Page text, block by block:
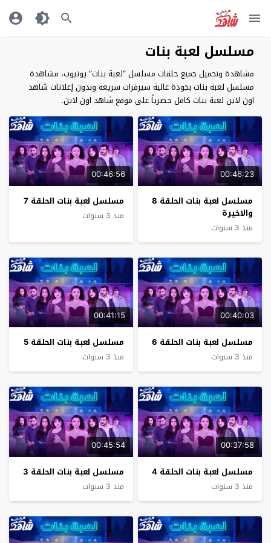
مسلسل لعبة بنات
مشاهدة وتحميل جميع حلقات مسلسل “لعبة بنات” يوتيوب، مشاهدة
مسلسل لعبة بنات بجودة عالية سيرفرات سريعة وبدون إعلانات شاهد
اون لاين لعبة بنات كامل حصرياً على موقع شاهد اون لاين.
00:46:23
مسلسل لعبة بنات الحلقة 8
والاخيرة
منذ 3 سنوات
00:46:56
مسلسل لعبة بنات الحلقة 7
منذ 3 سنوات
00:40:03
مسلسل لعبة بنات الحلقة 6
منذ 3 سنوات
00:41:15
مسلسل لعبة بنات الحلقة 5
منذ 3 سنوات
00:37:58
مسلسل لعبة بنات الحلقة 4
منذ 3 سنوات
00:45:54
مسلسل لعبة بنات الحلقة 3
منذ 3 سنوات